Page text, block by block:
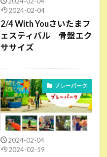
2024-02-04
2/4 With Youさいたまフ
ェスティバル 骨盤エク
ササイズ
プレーパーク
2024-02-04
2024-02-19